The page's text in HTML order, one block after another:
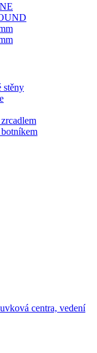
stěny
centra, vedení